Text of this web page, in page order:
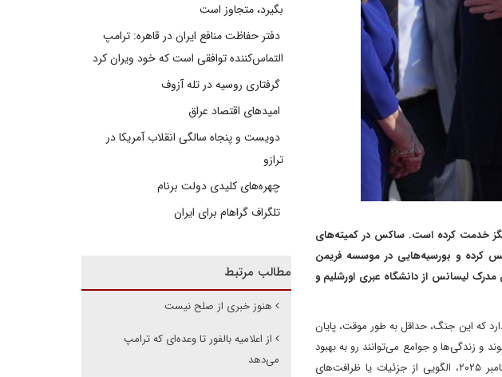
خدمت کرده است. ساکس در کمیته‌های
کرده و بورسیه‌هایی در موسسه فریمن
مدرک لیسانس از دانشگاه عبری اورشلیم و
– اکنون این احتمال وجود دارد که این جنگ، حداقل به طور موقت، پایان
و زندگی‌ها و جوامع می‌توانند رو به بهبود
روند. این احتمالات وجود دارد نه به این دلیل که پیشنهاد ۲۰ ماده‌ای منتشر شده توسط ایالات متحده در ۲۹ سپتامبر ۲۰۲۵، الگویی از جزئیات یا ظرافت‌های
بگیرد، متجاوز است
دفتر حفاظت منافع ایران در قاهره: ترامپ
التماس‌کننده توافقی است که خود ویران کرد
گرفتاری روسیه در تله آزوف
امیدهای اقتصاد عراق
دویست و پنجاه سالگی انقلاب آمریکا در
ترازو
چهره‌های کلیدی دولت برنام
تلگراف گراهام برای ایران
مطالب مرتبط
هنوز خبری از صلح نیست
از اعلامیه بالفور تا وعده‌ای که ترامپ
می‌دهد